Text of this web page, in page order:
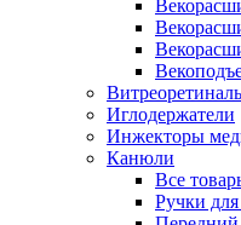
Иглодержатели
Инжекторы
Канюли
Все
Ручки